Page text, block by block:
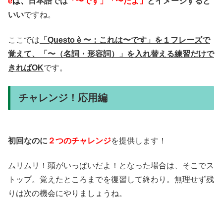
いいですね。
ここでは 「Questo è 〜：これは〜です」を１フレーズで
覚えて、「〜（名詞・形容詞）」を入れ替える練習だけで
きればOKです。
チャレンジ！応用編
初回なのに ２つのチャレンジを提供します！
ムリムリ！頭がいっぱいだよ！となった場合は、そこでス
トップ。覚えたところまでを復習して終わり。無理せず残
りは次の機会にやりましょうね。